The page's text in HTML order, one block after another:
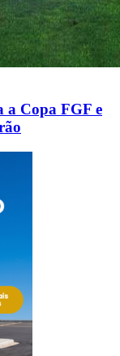
a Copa FGF e